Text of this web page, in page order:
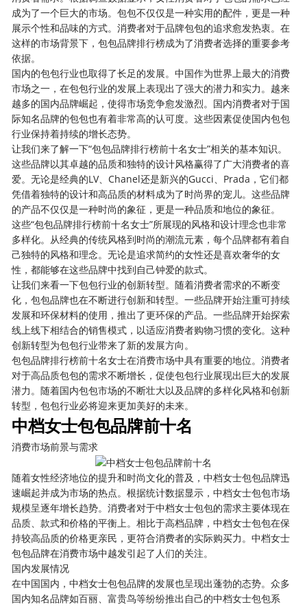
成为了一个巨大的市场。包包不仅仅是一种实用的配件，更是一种
展示个性和品味的方式。消费者对于品牌包包的追求愈发热衷。在
这样的市场背景下，包包品牌排行榜成为了消费者选择的重要参考
依据。
国内的包包行业也取得了长足的发展。中国作为世界上最大的消费
市场之一，在包包行业的发展上表现出了强大的潜力和实力。越来
越多的国内品牌崛起，使得市场竞争愈发激烈。国内消费者对于国
际知名品牌的包包也有着非常高的认可度。这些因素促使国内包包
行业保持着持续的增长态势。
让我们来了解一下“包包品牌排行榜前十名女士”相关的基本知识。
这些品牌以其卓越的品质和独特的设计风格赢得了广大消费者的喜
爱。无论是经典的LV、Chanel还是新兴的Gucci、Prada，它们都
凭借着独特的设计和高品质的材料成为了时尚界的宠儿。这些品牌
的产品不仅仅是一种时尚的象征，更是一种品质和地位的象征。
这些“包包品牌排行榜前十名女士”所展现的风格和设计理念也非常
多样化。从经典的传统风格到时尚的潮流元素，每个品牌都有着自
己独特的风格和理念。无论是追求简约的女性还是喜欢奢华的女
性，都能够在这些品牌中找到自己钟爱的款式。
让我们来看一下包包行业的创新转型。随着消费者需求的不断变
化，包包品牌也在不断进行创新和转型。一些品牌开始注重可持续
发展和环保材料的使用，推出了更环保的产品。一些品牌开始探索
线上线下相结合的销售模式，以适应消费者购物习惯的变化。这种
创新转型为包包行业带来了新的发展方向。
包包品牌排行榜前十名女士在消费市场中具有重要的地位。消费者
对于高品质包包的需求不断增长，促使包包行业展现出巨大的发展
潜力。随着国内包包市场的不断壮大以及品牌的多样化风格和创新
转型，包包行业必将迎来更加美好的未来。
中档女士包包品牌前十名
消费市场前景与需求
随着女性经济地位的提升和时尚文化的普及，中档女士包包品牌迅
速崛起并成为市场的热点。根据统计数据显示，中档女士包包市场
规模呈逐年增长趋势。消费者对于中档女士包包的需求主要体现在
品质、款式和价格的平衡上。相比于高档品牌，中档女士包包在保
持较高品质的价格更亲民，更符合消费者的实际购买力。中档女士
包包品牌在消费市场中越发引起了人们的关注。
国内发展情况
在中国国内，中档女士包包品牌的发展也呈现出蓬勃的态势。众多
国内知名品牌如百丽、富贵鸟等纷纷推出自己的中档女士包包系